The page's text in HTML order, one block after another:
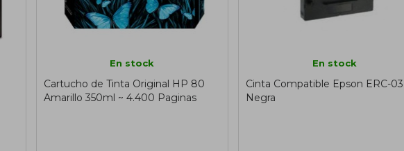
En stock
Cartucho de Tinta Original HP 80
Amarillo 350ml ~ 4.400 Paginas
En stock
Cinta Compatible Epson ERC-
Negra